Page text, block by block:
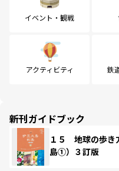
イベント・観戦
アクティビティ 鉄
新刊ガイドブック
１５ 地球の歩
島①）３訂版